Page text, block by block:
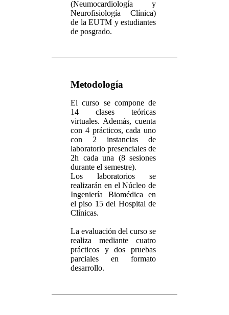
(Neumocardiología y
Neurofisiología Clínica)
de la EUTM y estudiantes
de posgrado.
Metodología
El curso se compone de
14 clases teóricas
virtuales. Además, cuenta
con 4 prácticos, cada uno
con 2 instancias de
laboratorio presenciales de
2h cada una (8 sesiones
durante el semestre).
Los laboratorios se
realizarán en el Núcleo de
Ingeniería Biomédica en
el piso 15 del Hospital de
Clínicas.
La evaluación del curso se
realiza mediante cuatro
prácticos y dos pruebas
parciales en formato
desarrollo.